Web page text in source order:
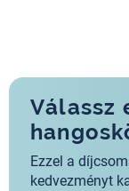
Válassz
Ezzel a
kedvezményt